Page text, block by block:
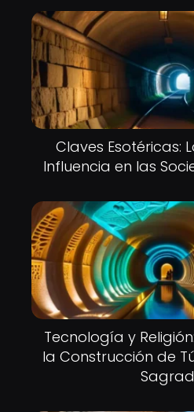
Claves Esotéricas:
Influencia en las
Tecnología y
la Construcción de